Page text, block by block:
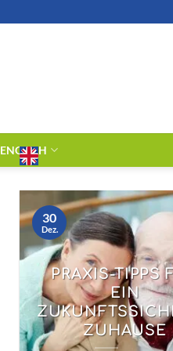
ENGLISH
PRAXIS-TIPPS
EIN
ZUHAUSE
30
Dez.